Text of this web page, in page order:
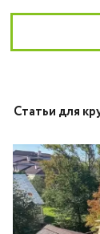
Статьи для